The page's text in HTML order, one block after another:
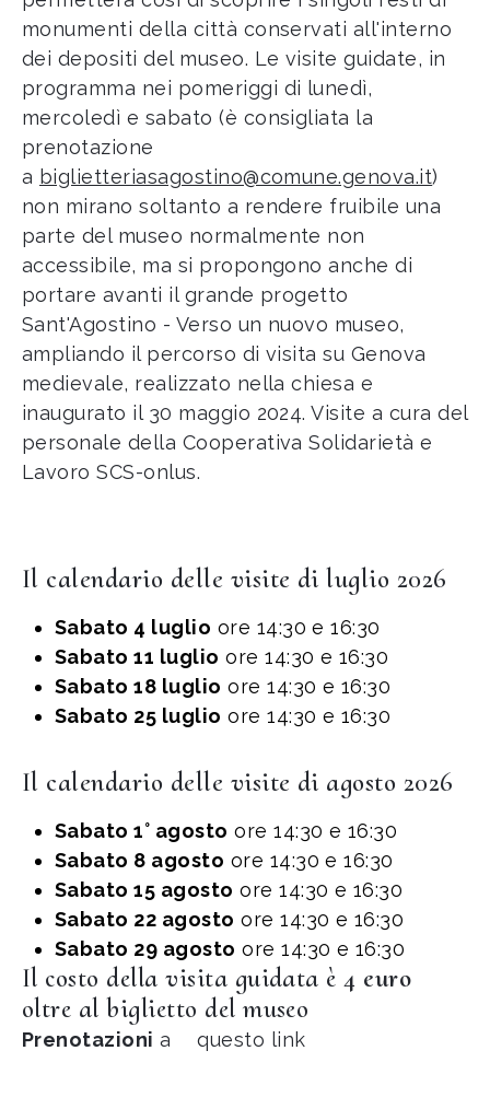
monumenti della città conservati all'interno
dei depositi del museo. Le visite guidate, in
programma nei pomeriggi di lunedì,
mercoledì e sabato (è consigliata la
prenotazione
a biglietteriasagostino@comune.genova.it)
non mirano soltanto a rendere fruibile una
parte del museo normalmente non
accessibile, ma si propongono anche di
portare avanti il grande progetto
Sant'Agostino - Verso un nuovo museo,
ampliando il percorso di visita su Genova
medievale, realizzato nella chiesa e
inaugurato il 30 maggio 2024. Visite a cura del
personale della Cooperativa Solidarietà e
Lavoro SCS-onlus.
Il calendario delle visite di luglio 2026
Sabato 4 luglio ore 14:30 e 16:30
Sabato 11 luglio ore 14:30 e 16:30
Sabato 18 luglio ore 14:30 e 16:30
Sabato 25 luglio ore 14:30 e 16:30
Il calendario delle visite di agosto 2026
Sabato 1° agosto ore 14:30 e 16:30
Sabato 8 agosto ore 14:30 e 16:30
Sabato 15 agosto ore 14:30 e 16:30
Sabato 22 agosto ore 14:30 e 16:30
Sabato 29 agosto ore 14:30 e 16:30
Il costo della visita guidata è4 euro
oltre al biglietto del museo
Prenotazioni a questo link